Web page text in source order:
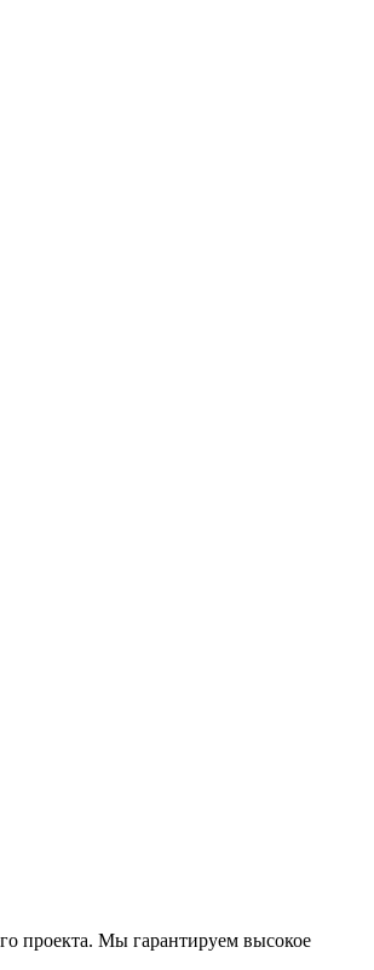
проекта. Мы гарантируем высокое